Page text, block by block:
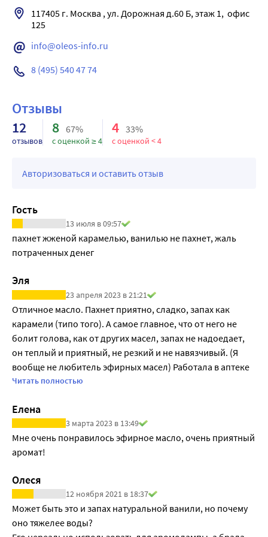
117405 г. Москва , ул. Дорожная д.60 Б, этаж 1,  офис
info@oleos-info.ru
8 (495) 540 47 74
Отзывы
12
отзывов
8 67%
с оценкой ≥ 4
4 33%
с оценкой < 4
Авторизоваться и оставить отзыв
Гость
13 июля в 09:57
пахнет жженой карамелью, ванилью не пахнет, жаль
потраченных денег
Эля
23 апреля 2023 в 21:21
Отличное масло. Пахнет приятно, сладко, запах как
карамели (типо того). А самое главное, что от него не
болит голова, как от других масел, запах не надоедает,
он теплый и приятный, не резкий и не навязчивый. (Я
вообще не любитель эфирных масел) Работала в аптеке
и перенюхала за года кучу масел разных фирм, за всё
масло малины. Капает да, не очень, так как густое, но это
не страшно, я привыкла, надо перевернуть баночку и
примерно через минуту капли идут одна за одной, к
этому времени я только успеваю подносить все
специальный фильтр для масел в увлажнитель воздуха,
на гипсовые медальоны для шкафа и одежды. Брала его
за 400р, дороговато, но оно того стоит, расход
маленький, не пожалела.
Читать полностью
Елена
3 марта 2023 в 13:49
Мне очень понравилось эфирное масло, очень приятный
аромат!
Олеся
12 ноября 2021 в 18:37
Может быть это и запах натуральной ванили, но почему
оно тяжелее воды?